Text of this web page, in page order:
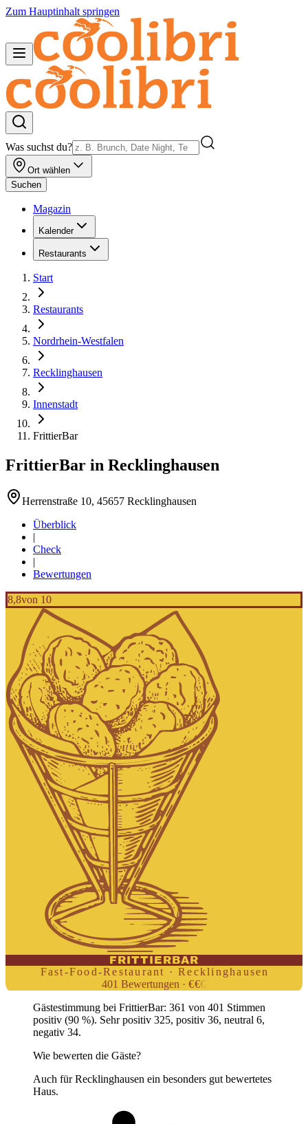
Zum Hauptinhalt springen
Was suchst du?
Ort wählen
Suchen
Magazin
Kalender
Restaurants
Start
Restaurants
Nordrhein-Westfalen
Recklinghausen
Innenstadt
FrittierBar
FrittierBar in Recklinghausen
Herrenstraße 10, 45657 Recklinghausen
Überblick
|
Check
|
Bewertungen
8,8von 10
FRITTIERBAR
Fast-Food-Restaurant · Recklinghausen
401 Bewertungen ·€€€
Gästestimmung bei FrittierBar: 361 von 401 Stimmen
positiv (90 %). Sehr positiv 325, positiv 36, neutral 6,
negativ 34.
Wie bewerten die Gäste?
Auch für Recklinghausen ein besonders gut bewertetes
Haus.